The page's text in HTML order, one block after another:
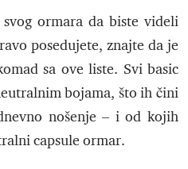
ormara da biste videli
posedujete, znajte da je
sa ove liste. Svi basic
bojama, što ih čini
nošenje – i od kojih
capsule ormar.